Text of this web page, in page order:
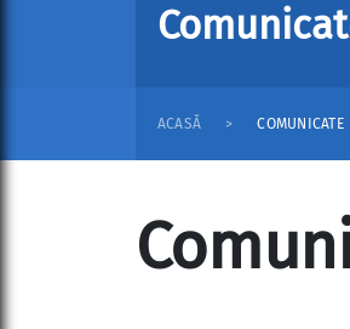
ACASĂ COMUNICATE